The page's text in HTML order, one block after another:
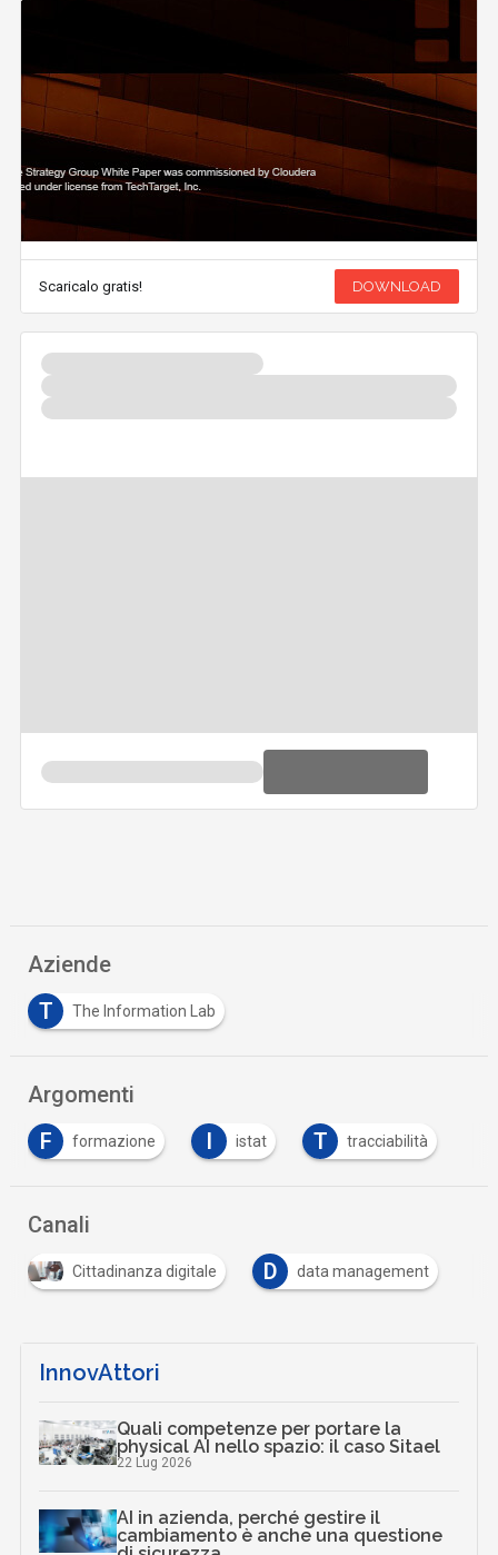
Scaricalo gratis! DOWNLOAD
Aziende
T
The Information Lab
Argomenti
F
formazione I istat T tracciabilità
Canali
Cittadinanza digitale D data management
InnovAttori
Quali competenze per portare la
physical AI nello spazio: il caso Sitael
22 Lug 2026
AI in azienda, perché gestire il
cambiamento è anche una questione